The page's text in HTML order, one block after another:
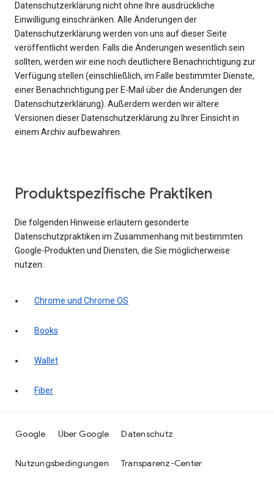
Datenschutzerklärung nicht ohne Ihre ausdrückliche
Einwilligung einschränken. Alle Änderungen der
Datenschutzerklärung werden von uns auf dieser Seite
veröffentlicht werden. Falls die Änderungen wesentlich sein
sollten, werden wir eine noch deutlichere Benachrichtigung zur
Verfügung stellen (einschließlich, im Falle bestimmter Dienste,
einer Benachrichtigung per E-Mail über die Änderungen der
Datenschutzerklärung). Außerdem werden wir ältere
Versionen dieser Datenschutzerklärung zu Ihrer Einsicht in
einem Archiv aufbewahren.
Produktspezifische Praktiken
Die folgenden Hinweise erläutern gesonderte
Datenschutzpraktiken im Zusammenhang mit bestimmten
Google-Produkten und Diensten, die Sie möglicherweise
nutzen:
Chrome und Chrome OS
Books
Wallet
Fiber
Google Über Google Datenschutz
Nutzungsbedingungen Transparenz-Center